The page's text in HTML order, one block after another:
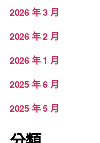
2026 年 3 月
2026 年 2 月
2026 年 1 月
2025 年 6 月
2025 年 5 月